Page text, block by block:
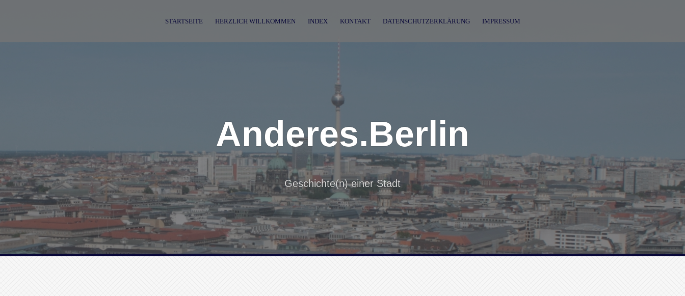
STARTSEITE HERZLICH WILLKOMMEN INDEX KONTAKT DATENSCHUTZERKLÄRUNG IMPRESSUM
Anderes.Berlin
Geschichte(n) einer Stadt